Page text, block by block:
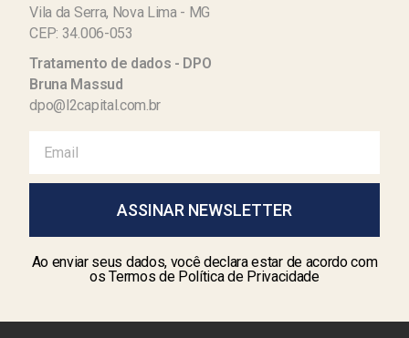
Vila da Serra, Nova Lima - MG
CEP: 34.006-053
Tratamento de dados - DPO
Bruna Massud
dpo@l2capital.com.br
ASSINAR NEWSLETTER
Ao enviar seus dados, você declara estar de acordo com
os Termos de Política de Privacidade